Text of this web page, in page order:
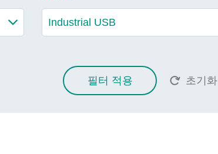
필터 적용 초기화